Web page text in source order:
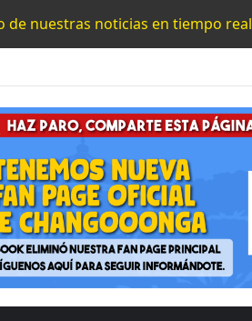
de nuestras noticias en tiempo real